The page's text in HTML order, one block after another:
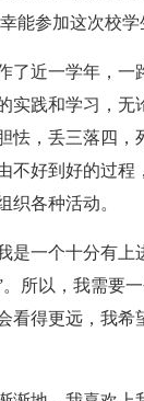
能参加这次校学
了近一学年，一
实践和学习，无
怯，丢三落四
不好到好的过
织各种活动。
是一个十分有上
所以，我需要
看得更远，我